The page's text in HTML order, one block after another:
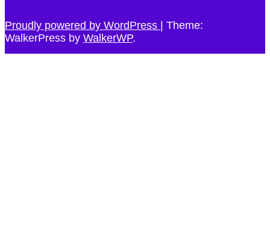
Proudly powered by WordPress | Theme:
WalkerPress by WalkerWP.